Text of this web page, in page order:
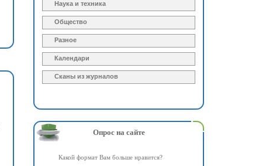
Наука и техника
Общество
Разное
Календари
Сканы из журналов
Опрос на сайте
Какой формат Вам больше нравится?